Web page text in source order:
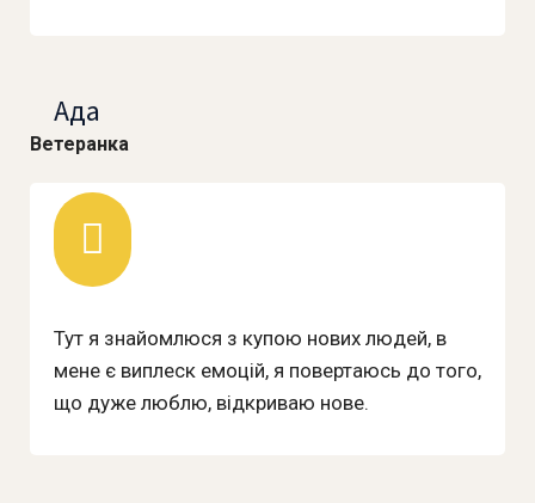
Ада
Ветеранка
Тут я знайомлюся з купою нових людей, в
мене є виплеск емоцій, я повертаюсь до того,
що дуже люблю, відкриваю нове.